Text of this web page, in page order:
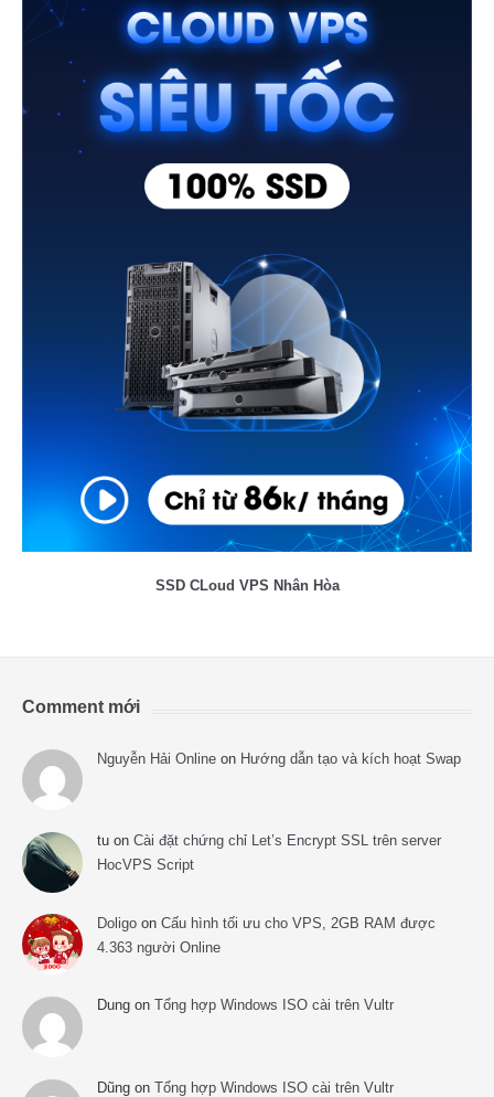
SSD CLoud VPS Nhân Hòa
Comment mới
Nguyễn Hải Online on Hướng dẫn tạo và kích hoạt Swap
tu on Cài đặt chứng chỉ Let’s Encrypt SSL trên server
HocVPS Script
Doligo on Cấu hình tối ưu cho VPS, 2GB RAM được
4.363 người Online
Dung on Tổng hợp Windows ISO cài trên Vultr
Dũng on Tổng hợp Windows ISO cài trên Vultr